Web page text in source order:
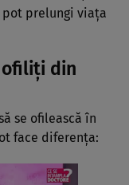
pot prelungi viața
din
se ofilească în
face diferența: